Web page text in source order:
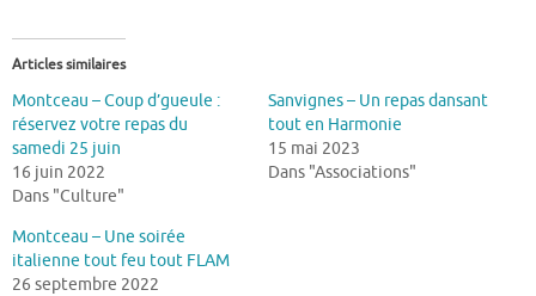
Articles similaires
Montceau – Coup d’gueule :
réservez votre repas du
samedi 25 juin
16 juin 2022
Dans "Culture"
Sanvignes – Un repas dansant
tout en Harmonie
15 mai 2023
Dans "Associations"
Montceau – Une soirée
italienne tout feu tout FLAM
26 septembre 2022